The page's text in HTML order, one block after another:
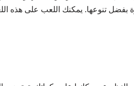
بفضل تنوعها. يمكنك اللعب على هذه